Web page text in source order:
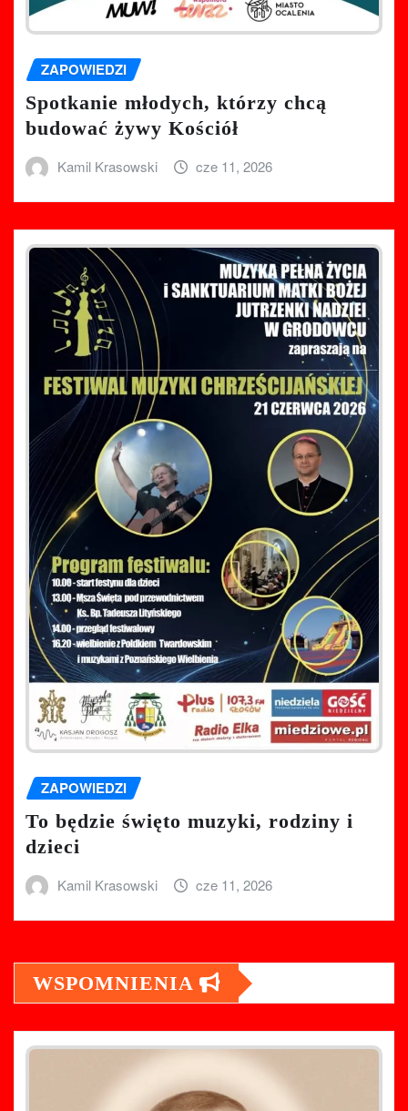
ZAPOWIEDZI
Spotkanie młodych, którzy chcą
budować żywy Kościół
Kamil Krasowski cze 11, 2026
ZAPOWIEDZI
To będzie święto muzyki, rodziny i
dzieci
Kamil Krasowski cze 11, 2026
WSPOMNIENIA